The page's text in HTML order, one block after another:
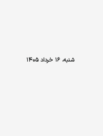
شنبه، ۱۶ خرداد ۱۴۰۵